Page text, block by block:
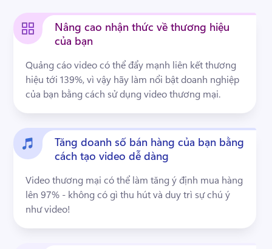
Nâng cao nhận thức về thương hiệu
của bạn
Quảng cáo video có thể đẩy mạnh liên kết thương
hiệu tới 139%, vì vậy hãy làm nổi bật doanh nghiệp
của bạn bằng cách sử dụng video thương mại.
Tăng doanh số bán hàng của bạn bằng
cách tạo video dễ dàng
Video thương mại có thể làm tăng ý định mua hàng
lên 97% - không có gì thu hút và duy trì sự chú ý
như video!